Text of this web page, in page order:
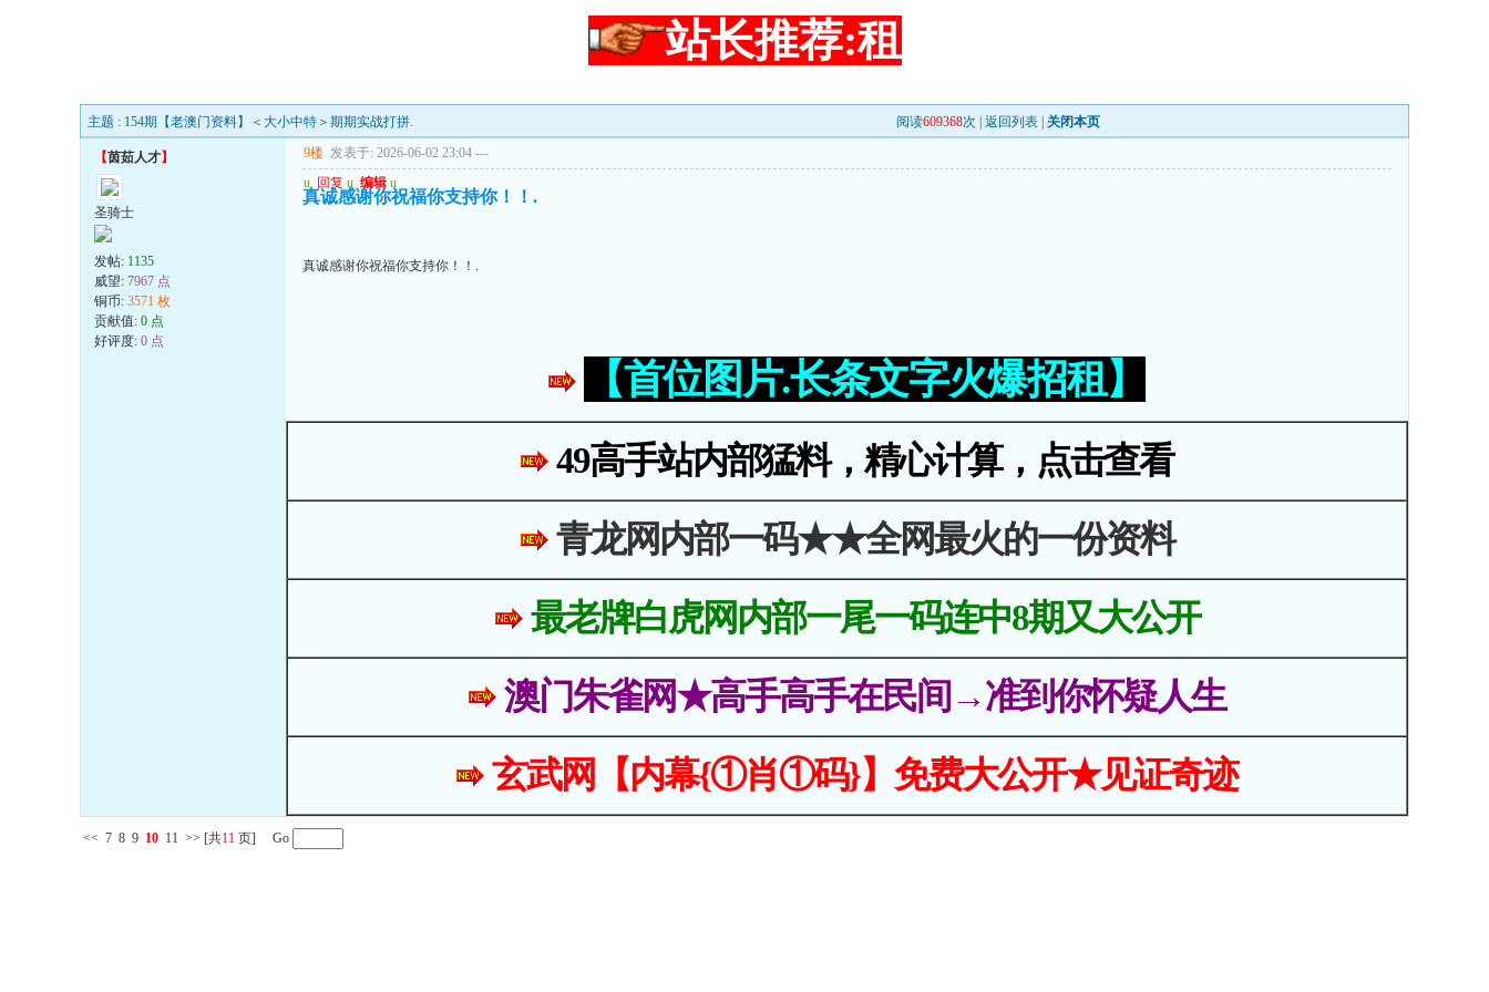
站长推荐:租
主题 : 154期【老澳门资料】＜大小中特＞期期实战打拼. 阅读609368次 | 返回列表 关闭本页
【茵茹人才】
圣骑士
发帖: 1135
威望: 7967 点
铜币: 3571 枚
贡献值: 0 点
好评度: 0 点
9楼 发表于: 2026-06-02 23:04 ---
u 回复 u 编辑 u
真诚感谢你祝福你支持你！！.
真诚感谢你祝福你支持你！！.
【首位图片.长条文字火爆招租】
49高手站内部猛料，精心计算，点击查看
青龙网内部一码★★全网最火的一份资料
最老牌白虎网内部一尾一码连中8期又大公开
澳门朱雀网★高手高手在民间→准到你怀疑人生
玄武网【内幕{①肖①码}】免费大公开★见证奇迹
<< 7 8 9 10 11 >> [共11 页] Go